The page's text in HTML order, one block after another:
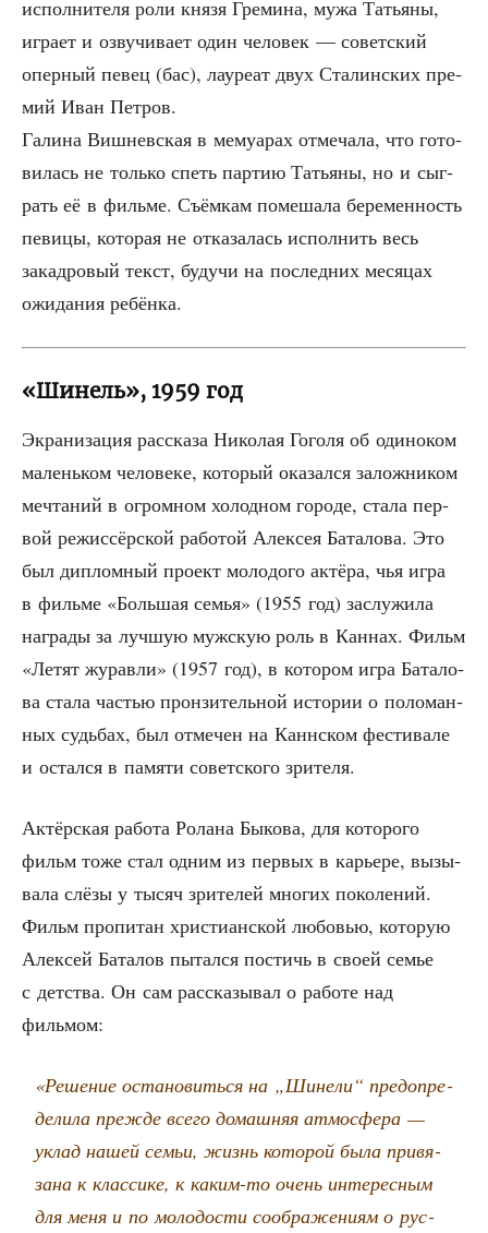
испол­ни­те­ля роли кня­зя Гре­ми­на, мужа Татья­ны,
игра­ет и озву­чи­ва­ет один чело­век — совет­ский
опер­ный певец (бас), лау­ре­ат двух Ста­лин­ских пре­
мий Иван Петров.
Гали­на Виш­нев­ская в мему­а­рах отме­ча­ла, что гото­
ви­лась не толь­ко спеть пар­тию Татья­ны, но и сыг­
рать её в филь­ме. Съём­кам поме­ша­ла бере­мен­ность
певи­цы, кото­рая не отка­за­лась испол­нить весь
закад­ро­вый текст, будучи на послед­них меся­цах
ожи­да­ния ребёнка.
«Шинель», 1959 год
Экра­ни­за­ция рас­ска­за Нико­лая Гого­ля об оди­но­ком
малень­ком чело­ве­ке, кото­рый ока­зал­ся залож­ни­ком
меч­та­ний в огром­ном холод­ном горо­де, ста­ла пер­
вой режис­сёр­ской рабо­той Алек­сея Бата­ло­ва. Это
был диплом­ный про­ект моло­до­го актё­ра, чья игра
в филь­ме «Боль­шая семья» (1955 год) заслу­жи­ла
награ­ды за луч­шую муж­скую роль в Кан­нах. Фильм
«Летят журав­ли» (1957 год), в кото­ром игра Бата­ло­
ва ста­ла частью прон­зи­тель­ной исто­рии о поло­ман­
ных судь­бах, был отме­чен на Канн­ском фести­ва­ле
и остал­ся в памя­ти совет­ско­го зрителя.
Актёр­ская рабо­та Рола­на Быко­ва, для кото­ро­го
фильм тоже стал одним из пер­вых в карье­ре, вызы­
ва­ла слё­зы у тысяч зри­те­лей мно­гих поко­ле­ний.
Фильм про­пи­тан хри­сти­ан­ской любо­вью, кото­рую
Алек­сей Бата­лов пытал­ся постичь в сво­ей семье
с дет­ства. Он сам рас­ска­зы­вал о рабо­те над
фильмом:
«Реше­ние оста­но­вить­ся на „Шине­ли“ пред­опре­
де­ли­ла преж­де все­го домаш­няя атмо­сфе­ра —
уклад нашей семьи, жизнь кото­рой была при­вя­
за­на к клас­си­ке, к каким-то очень инте­рес­ным
для меня и по моло­до­сти сооб­ра­же­ни­ям о рус­